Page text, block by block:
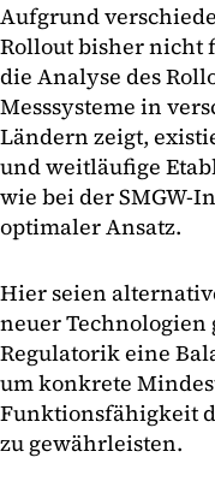
Aufgrund
Rollout bisher nicht
die Analyse des
Messsysteme in
Ländern zeigt,
und weitläufige
wie bei der SMGW-
optimaler Ansatz.
Hier seien
neuer
Regulatorik eine
um konkrete
Funktionsfähigkeit
zu gewährleisten.